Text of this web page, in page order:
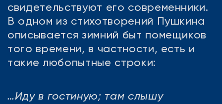
свидетельствуют его современники.
В одном из стихотворений Пушкина
описывается зимний быт помещиков
того времени, в частности, есть и
такие любопытные строки:
…Иду в гостиную; там слышу